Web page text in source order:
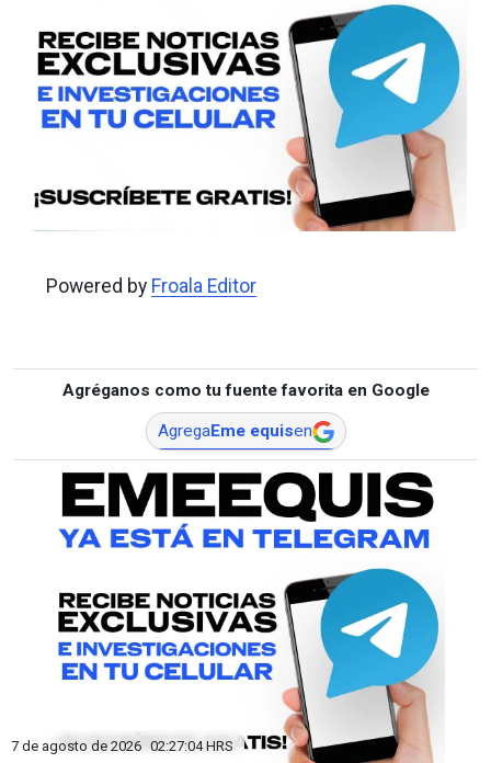
Powered by Froala Editor
Agréganos como tu fuente favorita en Google
AgregaEme equisen
7 de agosto de 2026 02:27:06HRS